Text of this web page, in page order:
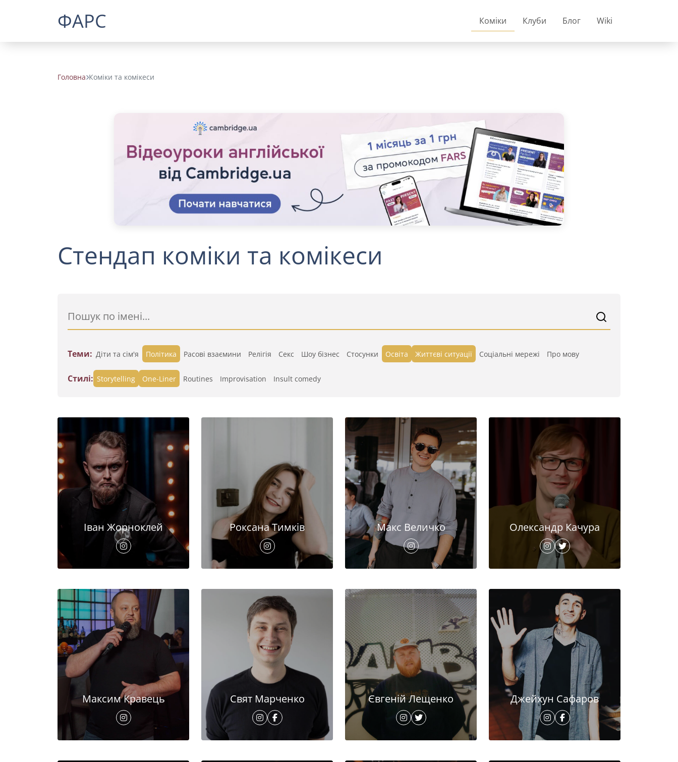
ФАРС Коміки Клуби Блог Wiki
Головна Коміки та комікеси
Стендап коміки та комікеси
Теми: Діти та сім'я Політика Расові взаємини Релігія Секс Шоу бізнес Стосунки Освіта Життєві ситуації Cоціальні мережі Про мову
Стилі: Storytelling One-Liner Routines Improvisation Insult comedy
Іван Жорноклей Роксана Тимків Макс Величко Олександр Качура
Максим Кравець Свят Марченко Євгеній Лещенко Джейхун Сафаров